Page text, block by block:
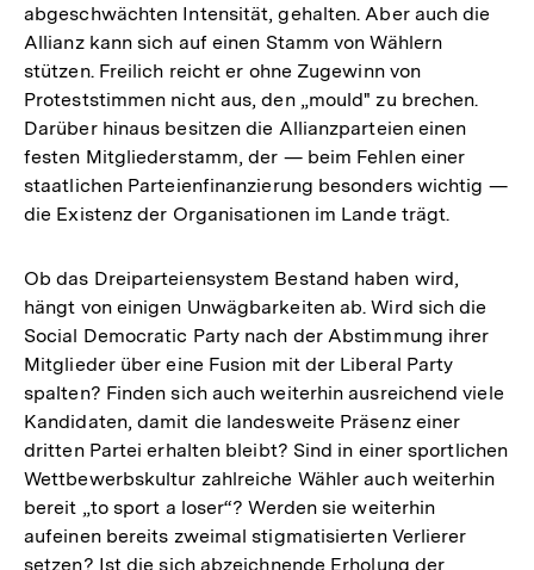
abgeschwächten Intensität, gehalten. Aber auch die
Allianz kann sich auf einen Stamm von Wählern
stützen. Freilich reicht er ohne Zugewinn von
Proteststimmen nicht aus, den „mould" zu brechen.
Darüber hinaus besitzen die Allianzparteien einen
festen Mitgliederstamm, der — beim Fehlen einer
staatlichen Parteienfinanzierung besonders wichtig —
die Existenz der Organisationen im Lande trägt.
Ob das Dreiparteiensystem Bestand haben wird,
hängt von einigen Unwägbarkeiten ab. Wird sich die
Social Democratic Party nach der Abstimmung ihrer
Mitglieder über eine Fusion mit der Liberal Party
spalten? Finden sich auch weiterhin ausreichend viele
Kandidaten, damit die landesweite Präsenz einer
dritten Partei erhalten bleibt? Sind in einer sportlichen
Wettbewerbskultur zahlreiche Wähler auch weiterhin
bereit „to sport a loser“? Werden sie weiterhin
aufeinen bereits zweimal stigmatisierten Verlierer
setzen? Ist die sich abzeichnende Erholung der